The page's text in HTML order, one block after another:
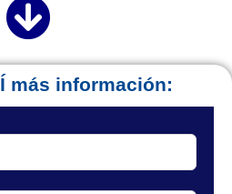
más información: